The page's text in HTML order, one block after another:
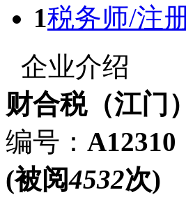
1税务师/注
企业介绍
财合税（江门
编号： A12310
(被阅4532次)